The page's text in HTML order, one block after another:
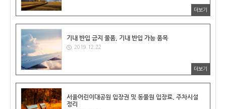
더보기
기내 반입 금지 물품, 기내 반입 가능 품목
2019.12.22
더보기
서울어린이대공원 입장권 및 동물원 입장료, 주차시설
정리